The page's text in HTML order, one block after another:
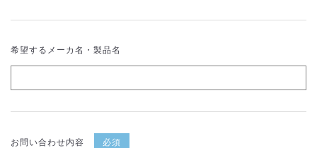
希望するメーカ名・製品名
お問い合わせ内容 必須